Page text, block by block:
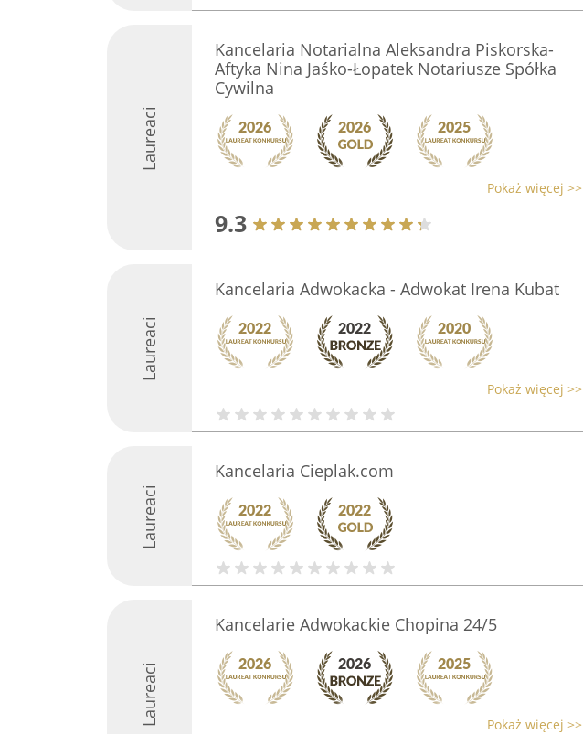
Laureaci
Kancelaria Notarialna Aleksandra Piskorska-
Aftyka Nina Jaśko-Łopatek Notariusze Spółka
Cywilna
Pokaż więcej >>
9.3
Laureaci
Kancelaria Adwokacka - Adwokat Irena Kubat
Pokaż więcej >>
Laureaci
Kancelaria Cieplak.com
Laureaci
Kancelarie Adwokackie Chopina 24/5
Pokaż więcej >>